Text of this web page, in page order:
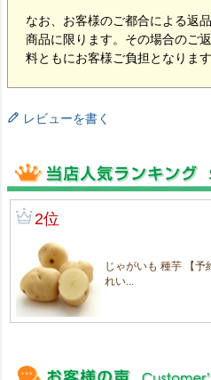
なお、お客様のご都合による返
商品に限ります。その場合のご
料ともにお客様ご負担となります
レビューを書く